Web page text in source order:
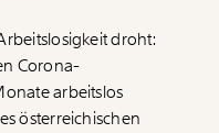
droht:
Corona-
arbeitslos
österreichischen